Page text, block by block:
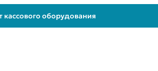
кассового оборудования